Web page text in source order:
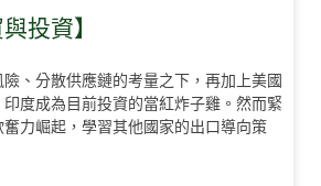
投資】
、分散供應鏈的考量之下，再加上美國
度成為目前投資的當紅炸子雞。然而緊
力崛起，學習其他國家的出口導向策